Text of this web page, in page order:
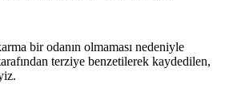
bir odanın olmaması nedeniyle
terziye benzetilerek kaydedilen,